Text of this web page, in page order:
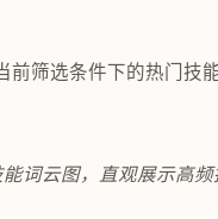
前筛选条件下的热门技
词云图，直观展示高